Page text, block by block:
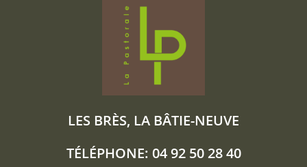
LES BRÈS, LA BÂTIE-NEUVE
TÉLÉPHONE: 04 92 50 28 40